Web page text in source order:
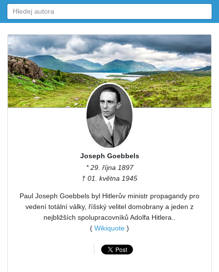
Joseph Goebbels
* 29. října 1897
† 01. května 1945
Paul Joseph Goebbels byl Hitlerův ministr propagandy pro
vedení totální války, říšský velitel domobrany a jeden z
nejbližších spolupracovníků Adolfa Hitlera..
( Wikiquote )